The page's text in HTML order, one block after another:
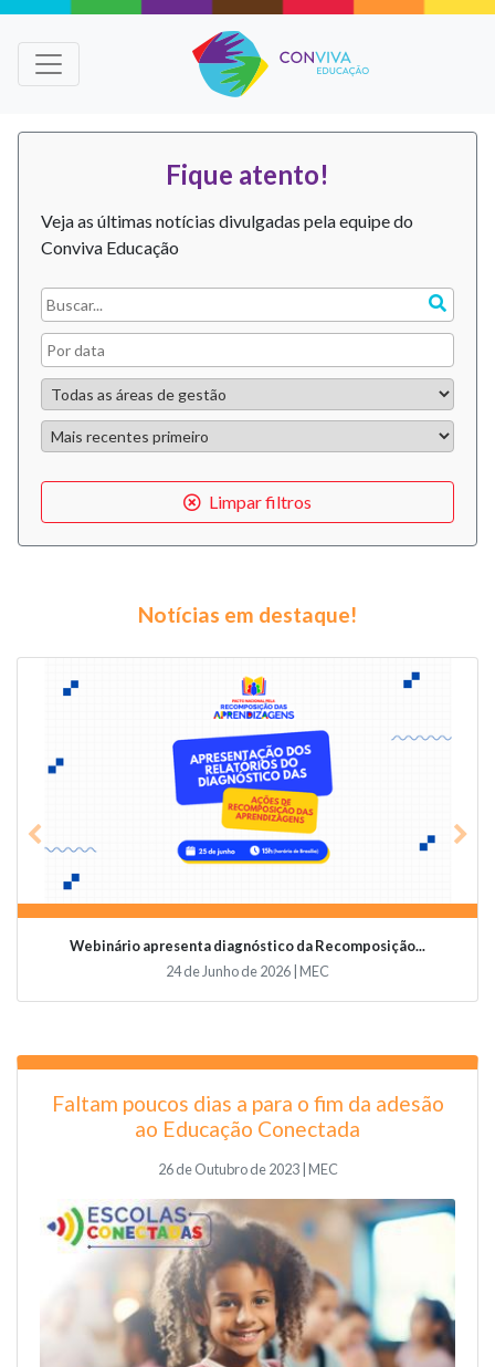
Fique atento!
Veja as últimas notícias divulgadas pela equipe do
Conviva Educação
Limpar filtros
Notícias em destaque!
Webinário apresenta diagnóstico da Recomposição...
24 de Junho de 2026 | MEC
Previous
Faltam poucos dias a para o fim da adesão
ao Educação Conectada
26 de Outubro de 2023 | MEC